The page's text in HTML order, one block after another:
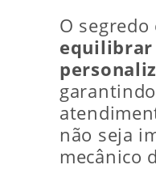
O segredo
equilibrar
não seja
mecânico